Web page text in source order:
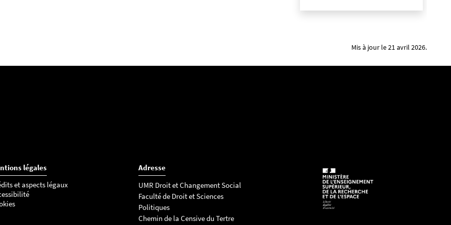
Mis à jour le 21 avril 2026.
légales
et aspects légaux
Adresse
UMR Droit et Changement Social
Faculté de Droit et Sciences
Politiques
Chemin de la Censive du Tertre